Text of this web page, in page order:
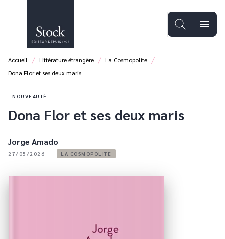
PIED DE PAGE
menu
Accueil / Littérature étrangère / La Cosmopolite /
Dona Flor et ses deux maris
NOUVEAUTÉ
Dona Flor et ses deux maris
Jorge Amado
27/05/2026 LA COSMOPOLITE